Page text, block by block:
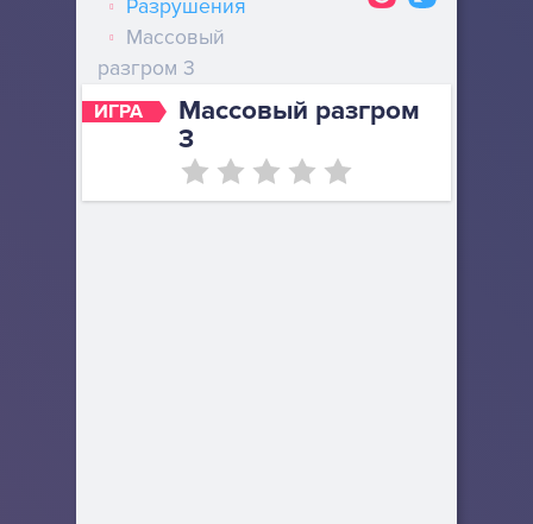
ИГРА
Массовый разгром
3
Разрушения
Массовый
разгром 3